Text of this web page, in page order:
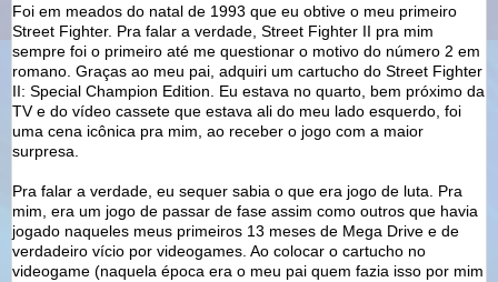
Foi em meados do natal de 1993 que eu obtive o meu primeiro
Street Fighter. Pra falar a verdade, Street Fighter II pra mim
sempre foi o primeiro até me questionar o motivo do número 2 em
romano. Graças ao meu pai, adquiri um cartucho do Street Fighter
II: Special Champion Edition. Eu estava no quarto, bem próximo da
TV e do vídeo cassete que estava ali do meu lado esquerdo, foi
uma cena icônica pra mim, ao receber o jogo com a maior
surpresa.
Pra falar a verdade, eu sequer sabia o que era jogo de luta. Pra
mim, era um jogo de passar de fase assim como outros que havia
jogado naqueles meus primeiros 13 meses de Mega Drive e de
verdadeiro vício por videogames. Ao colocar o cartucho no
videogame (naquela época era o meu pai quem fazia isso por mim